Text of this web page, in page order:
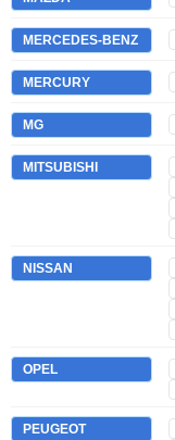
MERCEDES-BENZ
MERCURY
MG
MITSUBISHI
NISSAN
OPEL
PEUGEOT